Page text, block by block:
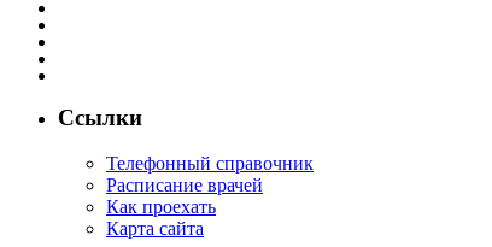
Ссылки
Телефонный справочник
Расписание врачей
Как проехать
Карта сайта